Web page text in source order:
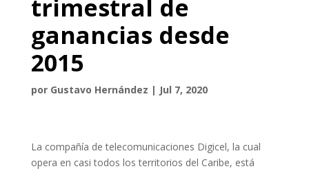
trimestral de
ganancias desde
2015
por Gustavo Hernández | Jul 7, 2020
La compañía de telecomunicaciones Digicel, la cual
opera en casi todos los territorios del Caribe, está